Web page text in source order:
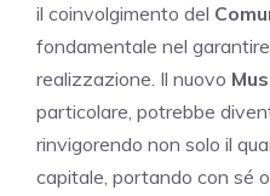
il coinvolgimento del
fondamentale nel
realizzazione. Il nuovo
particolare, potrebbe
rinvigorendo non solo il
capitale, portando con sé